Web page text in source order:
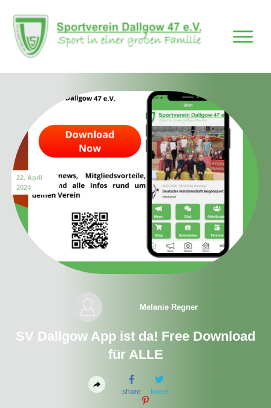
22. April
2024
Melanie Regner
SV Dallgow App ist da! Free Download
für ALLE
share tweet